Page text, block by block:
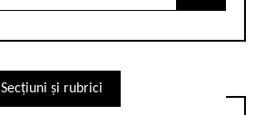
Secțiuni și rubrici